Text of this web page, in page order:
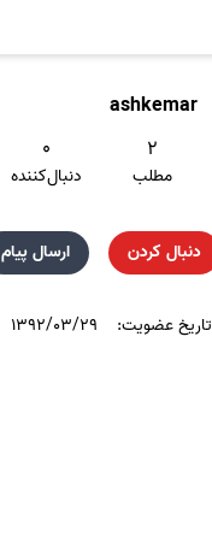
ashkemar
۲
مطلب
۰
دنبال‌کننده
دنبال کردن ارسال پیام
تاریخ عضویت: ۱۳۹۲/۰۳/۲۹